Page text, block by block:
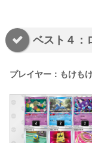
ベスト４：
プレイヤー：もけも